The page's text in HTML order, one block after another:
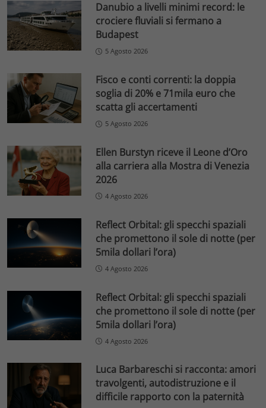
Danubio a livelli minimi record: le
crociere fluviali si fermano a
Budapest
5 Agosto 2026
Fisco e conti correnti: la doppia
soglia di 20% e 71mila euro che
scatta gli accertamenti
5 Agosto 2026
Ellen Burstyn riceve il Leone d’Oro
alla carriera alla Mostra di Venezia
2026
4 Agosto 2026
Reflect Orbital: gli specchi spaziali
che promettono il sole di notte (per
5mila dollari l’ora)
4 Agosto 2026
Reflect Orbital: gli specchi spaziali
che promettono il sole di notte (per
5mila dollari l’ora)
4 Agosto 2026
Luca Barbareschi si racconta: amori
travolgenti, autodistruzione e il
difficile rapporto con la paternità